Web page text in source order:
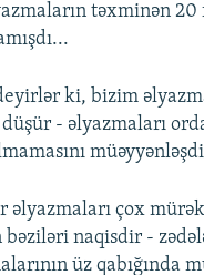
təxminən 20
ki, bizim
- əlyazmaları
əlyazmaları çox
bəziləri naqisdir -
üz